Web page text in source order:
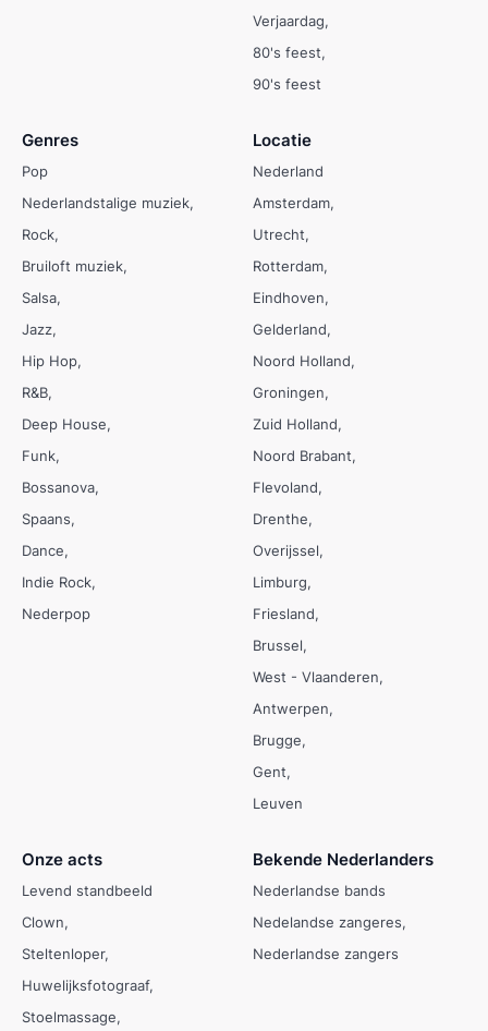
Verjaardag
80's feest
90's feest
Genres
Pop
Nederlandstalige muziek
Rock
Bruiloft muziek
Salsa
Jazz
Hip Hop
R&B
Deep House
Funk
Bossanova
Spaans
Dance
Indie Rock
Nederpop
Locatie
Nederland
Amsterdam
Utrecht
Rotterdam
Eindhoven
Gelderland
Noord Holland
Groningen
Zuid Holland
Noord Brabant
Flevoland
Drenthe
Overijssel
Limburg
Friesland
Brussel
West - Vlaanderen
Antwerpen
Brugge
Gent
Leuven
Onze acts
Levend standbeeld
Clown
Steltenloper
Huwelijksfotograaf
Stoelmassage
Bekende Nederlanders
Nederlandse bands
Nedelandse zangeres
Nederlandse zangers